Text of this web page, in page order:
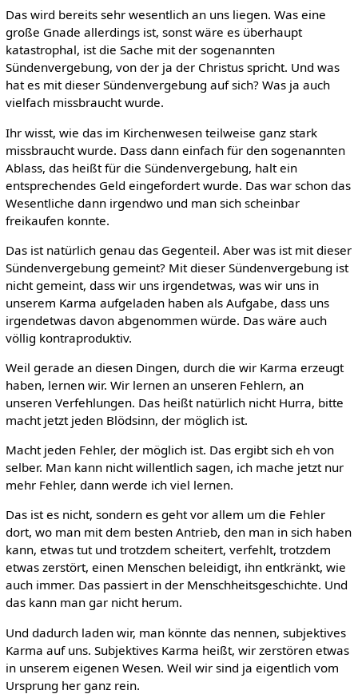
Das wird bereits sehr wesentlich an uns liegen. Was eine
große Gnade allerdings ist, sonst wäre es überhaupt
katastrophal, ist die Sache mit der sogenannten
Sündenvergebung, von der ja der Christus spricht. Und was
hat es mit dieser Sündenvergebung auf sich? Was ja auch
vielfach missbraucht wurde.
Ihr wisst, wie das im Kirchenwesen teilweise ganz stark
missbraucht wurde. Dass dann einfach für den sogenannten
Ablass, das heißt für die Sündenvergebung, halt ein
entsprechendes Geld eingefordert wurde. Das war schon das
Wesentliche dann irgendwo und man sich scheinbar
freikaufen konnte.
Das ist natürlich genau das Gegenteil. Aber was ist mit dieser
Sündenvergebung gemeint? Mit dieser Sündenvergebung ist
nicht gemeint, dass wir uns irgendetwas, was wir uns in
unserem Karma aufgeladen haben als Aufgabe, dass uns
irgendetwas davon abgenommen würde. Das wäre auch
völlig kontraproduktiv.
Weil gerade an diesen Dingen, durch die wir Karma erzeugt
haben, lernen wir. Wir lernen an unseren Fehlern, an
unseren Verfehlungen. Das heißt natürlich nicht Hurra, bitte
macht jetzt jeden Blödsinn, der möglich ist.
Macht jeden Fehler, der möglich ist. Das ergibt sich eh von
selber. Man kann nicht willentlich sagen, ich mache jetzt nur
mehr Fehler, dann werde ich viel lernen.
Das ist es nicht, sondern es geht vor allem um die Fehler
dort, wo man mit dem besten Antrieb, den man in sich haben
kann, etwas tut und trotzdem scheitert, verfehlt, trotzdem
etwas zerstört, einen Menschen beleidigt, ihn entkränkt, wie
auch immer. Das passiert in der Menschheitsgeschichte. Und
das kann man gar nicht herum.
Und dadurch laden wir, man könnte das nennen, subjektives
Karma auf uns. Subjektives Karma heißt, wir zerstören etwas
in unserem eigenen Wesen. Weil wir sind ja eigentlich vom
Ursprung her ganz rein.